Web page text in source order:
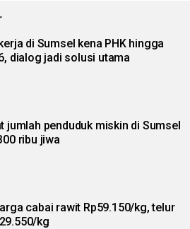
di Sumsel kena PHK hingga
dialog jadi solusi utama
jumlah penduduk miskin di Sumsel
ribu jiwa
cabai rawit Rp59.150/kg, telur
kg